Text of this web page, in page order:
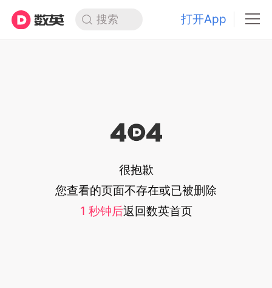
搜索 打开App
很抱歉
您查看的页面不存在或已被删除
1 秒钟后返回数英首页